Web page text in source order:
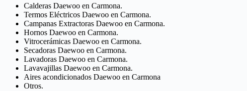
Calderas Daewoo en Carmona.
Termos Eléctricos Daewoo en Carmona.
Campanas Extractoras Daewoo en Carmona.
Hornos Daewoo en Carmona.
Vitrocerámicas Daewoo en Carmona.
Secadoras Daewoo en Carmona.
Lavadoras Daewoo en Carmona.
Lavavajillas Daewoo en Carmona.
Aires acondicionados Daewoo en Carmona
Otros.